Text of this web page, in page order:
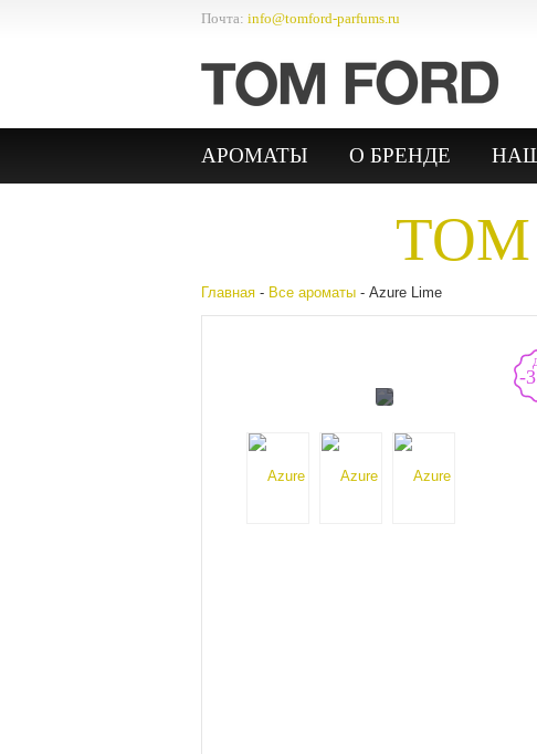
Почта: info@tomford-parfums.ru
АРОМАТЫ О БРЕНДЕ
Главная - Все ароматы - Azure Lime
-